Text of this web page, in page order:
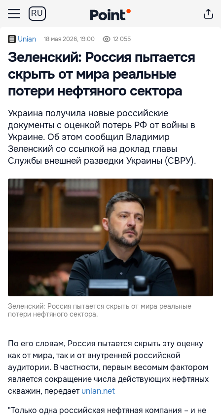
RU
Unian 18 мая 2026, 19:00 12 055
Зеленский: Россия пытается
скрыть от мира реальные
потери нефтяного сектора
Украина получила новые российские
документы с оценкой потерь РФ от войны в
Украине. Об этом сообщил Владимир
Зеленский со ссылкой на доклад главы
Службы внешней разведки Украины (СВРУ).
Зеленский: Россия пытается скрыть от мира реальные
потери нефтяного сектора.
По его словам, Россия пытается скрыть эту оценку
как от мира, так и от внутренней российской
аудитории. В частности, первым весомым фактором
является сокращение числа действующих нефтяных
скважин, передаетunian.net
"Только одна российская нефтяная компания – и не